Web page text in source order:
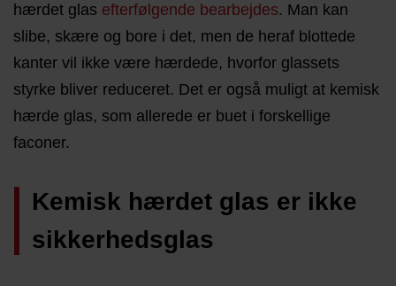
hærdet glas efterfølgende bearbejdes. Man kan
slibe, skære og bore i det, men de heraf blottede
kanter vil ikke være hærdede, hvorfor glassets
styrke bliver reduceret. Det er også muligt at kemisk
hærde glas, som allerede er buet i forskellige
faconer.
Kemisk hærdet glas er ikke
sikkerhedsglas